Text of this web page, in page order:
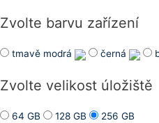
Zvolte barvu zařízení
tmavě modrá černá
Zvolte velikost úložiště
64 GB 128 GB 256 GB